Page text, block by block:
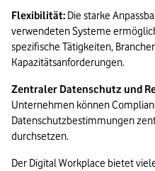
Flexibilität: Die starke
verwendeten Systeme
spezifische Tätigkeiten,
Kapazitätsanforderungen.
Zentraler Datenschutz und
Unternehmen können
Datenschutzbestimmungen
durchsetzen.
Der Digital Workplace bietet